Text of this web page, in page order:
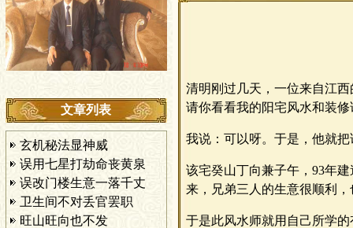
文章列表
玄机秘法显神威
误用七星打劫命丧黄泉
误改门楼生意一落千丈
卫生间不对丢官罢职
旺山旺向也不发
清明刚过几天，一位来自江
请你看看我的阳宅风水和装
我说：可以呀。于是，他就
该宅癸山丁向兼子午，93年
来，兄弟三人的生意很顺利
于是此风水师就用自己所学